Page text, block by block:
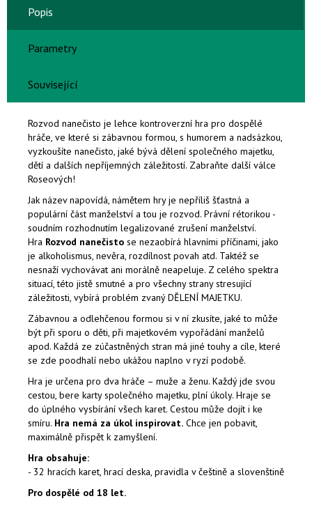
Popis
Parametry
Související
Rozvod nanečisto je lehce kontroverzní hra pro dospělé
hráče, ve které si zábavnou formou, s humorem a nadsázkou,
vyzkoušíte nanečisto, jaké bývá dělení společného majetku,
dětí a dalších nepříjemných záležitostí. Zabraňte další válce
Roseových!
Jak název napovídá, námětem hry je nepříliš šťastná a
populární část manželství a tou je rozvod. Právní rétorikou -
soudním rozhodnutím legalizované zrušení manželství.
Hra Rozvod nanečisto se nezaobírá hlavními příčinami, jako
je alkoholismus, nevěra, rozdílnost povah atd. Taktéž se
nesnaží vychovávat ani morálně neapeluje. Z celého spektra
situací, této jistě smutné a pro všechny strany stresující
záležitosti, vybírá problém zvaný DĚLENÍ MAJETKU.
Zábavnou a odlehčenou formou si v ní zkusíte, jaké to může
být při sporu o děti, při majetkovém vypořádání manželů
apod. Každá ze zúčastněných stran má jiné touhy a cíle, které
se zde poodhalí nebo ukážou naplno v ryzí podobě.
Hra je určena pro dva hráče – muže a ženu. Každý jde svou
cestou, bere karty společného majetku, plní úkoly. Hraje se
do úplného vysbírání všech karet. Cestou může dojít i ke
smíru. Hra nemá za úkol inspirovat. Chce jen pobavit,
maximálně přispět k zamyšlení.
Hra obsahuje:
- 32 hracích karet, hrací deska, pravidla v češtině a slovenštině
Pro dospělé od 18 let.